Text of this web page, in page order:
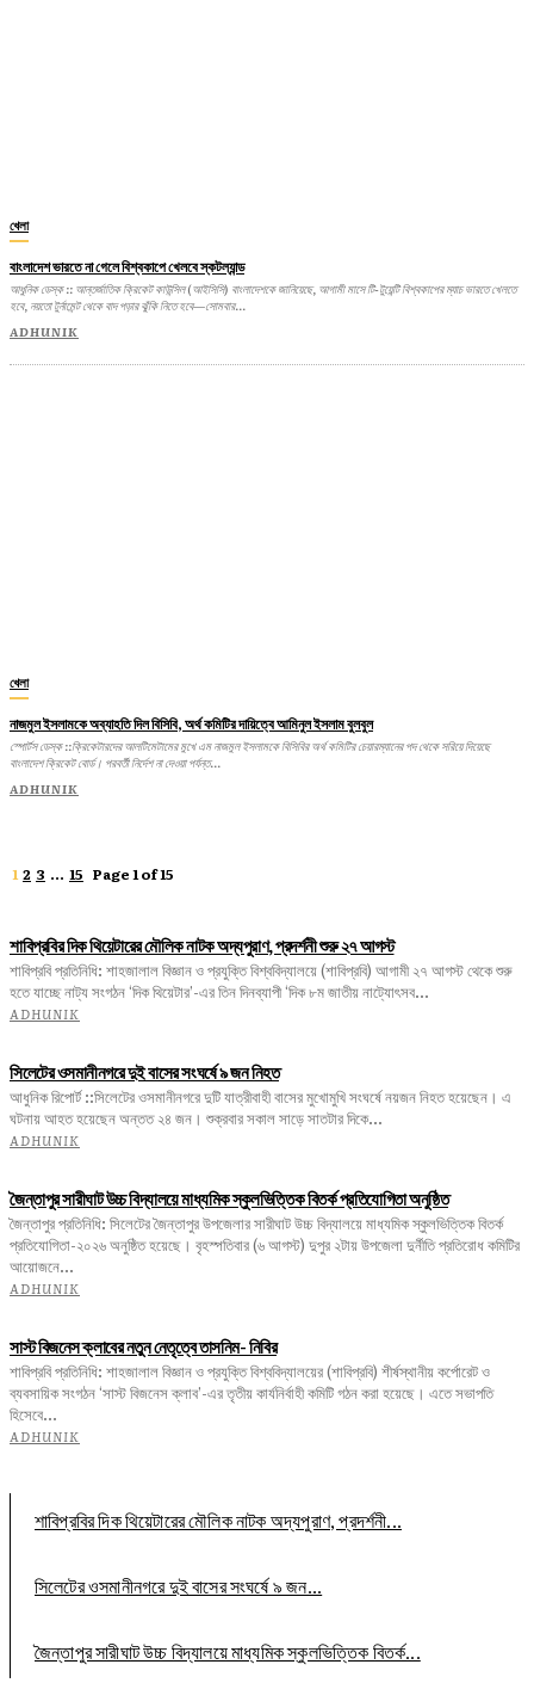
শাবিপ্রবির দিক থিয়েটারের মৌলিক নাটক অদ্যপুরাণ, প্রদর্শনী শুরু ২৭ আগস্ট
শাবিপ্রবি প্রতিনিধি: শাহজালাল বিজ্ঞান ও প্রযুক্তি বিশ্ববিদ্যালয়ে (শাবিপ্রবি) আগামী ২৭ আগস্ট থেকে শুরু
হতে যাচ্ছে নাট্য সংগঠন ‘দিক থিয়েটার’-এর তিন দিনব্যাপী ‘দিক ৮ম জাতীয় নাট্যোৎসব...
ADHUNIK
সিলেটের ওসমানীনগরে দুই বাসের সংঘর্ষে ৯ জন নিহত
আধুনিক রিপোর্ট ::সিলেটের ওসমানীনগরে দুটি যাত্রীবাহী বাসের মুখোমুখি সংঘর্ষে নয়জন নিহত হয়েছেন। এ
ঘটনায় আহত হয়েছেন অন্তত ২৪ জন। শুক্রবার সকাল সাড়ে সাতটার দিকে...
ADHUNIK
জৈন্তাপুর সারীঘাট উচ্চ বিদ্যালয়ে মাধ্যমিক স্কুলভিত্তিক বিতর্ক প্রতিযোগিতা অনুষ্ঠিত
জৈন্তাপুর প্রতিনিধি: সিলেটের জৈন্তাপুর উপজেলার সারীঘাট উচ্চ বিদ্যালয়ে মাধ্যমিক স্কুলভিত্তিক বিতর্ক
প্রতিযোগিতা-২০২৬ অনুষ্ঠিত হয়েছে। বৃহস্পতিবার (৬ আগস্ট) দুপুর ২টায় উপজেলা দুর্নীতি প্রতিরোধ কমিটির
আয়োজনে...
ADHUNIK
সাস্ট বিজনেস ক্লাবের নতুন নেতৃত্বে তাসনিম- নিবির
শাবিপ্রবি প্রতিনিধি: শাহজালাল বিজ্ঞান ও প্রযুক্তি বিশ্ববিদ্যালয়ের (শাবিপ্রবি) শীর্ষস্থানীয় কর্পোরেট ও
ব্যবসায়িক সংগঠন ‘সাস্ট বিজনেস ক্লাব’-এর তৃতীয় কার্যনির্বাহী কমিটি গঠন করা হয়েছে। এতে সভাপতি
হিসেবে...
ADHUNIK
খেলা
বাংলাদেশ ভারতে না গেলে বিশ্বকাপে খেলবে স্কটল্যান্ড
আধুনিক ডেস্ক :: আন্তর্জাতিক ক্রিকেট কাউন্সিল (আইসিসি) বাংলাদেশকে জানিয়েছে, আগামী মাসে টি-টুয়েন্টি বিশ্বকাপের ম্যাচ ভারতে খেলতে
হবে, নয়তো টুর্নামেন্ট থেকে বাদ পড়ার ঝুঁকি নিতে হবে—সোমবার...
ADHUNIK
খেলা
নাজমুল ইসলামকে অব্যাহতি দিল বিসিবি, অর্থ কমিটির দায়িত্বে আমিনুল ইসলাম বুলবুল
স্পোর্টস ডেস্ক ::ক্রিকেটারদের আলটিমেটামের মুখে এম নাজমুল ইসলামকে বিসিবির অর্থ কমিটির চেয়ারম্যানের পদ থেকে সরিয়ে দিয়েছে
বাংলাদেশ ক্রিকেট বোর্ড। পরবর্তী নির্দেশ না দেওয়া পর্যন্ত...
ADHUNIK
1 2 3 ... 15 Page 1 of 15
শাবিপ্রবির দিক থিয়েটারের মৌলিক নাটক অদ্যপুরাণ, প্রদর্শনী...
সিলেটের ওসমানীনগরে দুই বাসের সংঘর্ষে ৯ জন...
জৈন্তাপুর সারীঘাট উচ্চ বিদ্যালয়ে মাধ্যমিক স্কুলভিত্তিক বিতর্ক...